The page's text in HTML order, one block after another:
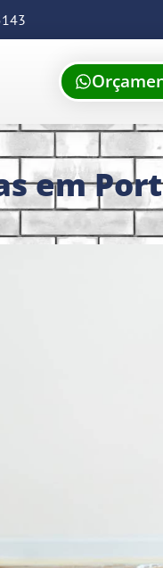
em